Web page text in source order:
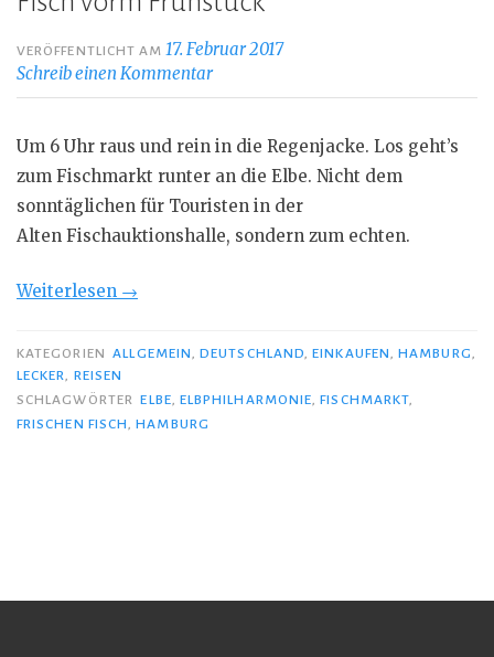
VERÖFFENTLICHT AM17. Februar 2017
Schreib einen Kommentar
Um 6 Uhr raus und rein in die Regenjacke. Los geht’s
zum Fischmarkt runter an die Elbe. Nicht dem
sonntäglichen für Touristen in der
Alten Fischauktionshalle, sondern zum echten.
Weiterlesen „Fisch
Frühstück“
→
KATEGORIEN ALLGEMEIN,DEUTSCHLAND,EINKAUFEN,HAMBURG,
LECKER, REISEN
SCHLAGWÖRTER ELBE, ELBPHILHARMONIE,FISCHMARKT,
FRISCHEN FISCH,HAMBURG